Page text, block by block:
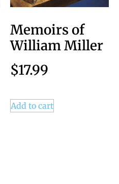
Memoirs of
William Miller
$17.99
Add to cart